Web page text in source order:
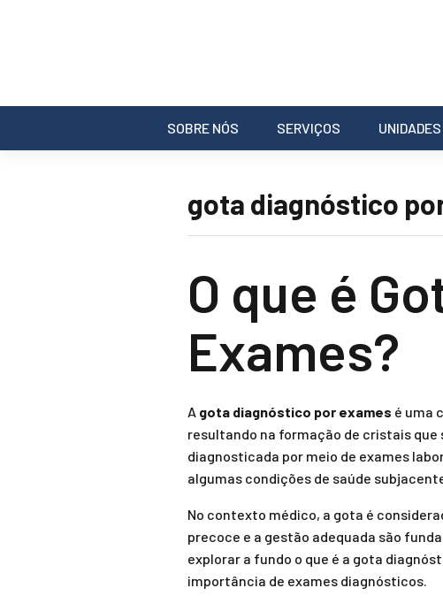
SOBRE NÓS SERVIÇOS UNIDADES
gota diagnóstico
O que é
Exames?
A gota diagnóstico por exames é uma
resultando na formação de cristais que
diagnosticada por meio de exames
algumas condições de saúde
No contexto médico, a gota é
precoce e a gestão adequada são
explorar a fundo o que é a gota
importância de exames diagnósticos.